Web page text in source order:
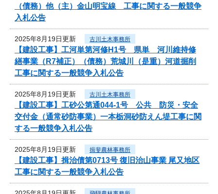
（債務）他（主）金山明宝線 工事に関する一般競争
入札公告
2025年8月19日更新 古川土木事務所
【建設工事】工河単第河修H1号 県単 河川維持修
繕事業（R7補正）（債務）荒城川（是重）河道掘削
工事に関する一般競争入札公告
2025年8月19日更新 古川土木事務所
【建設工事】工砂公第通044-1号 公共 防災・安全
交付金（通常砂防事業）一本栃洞砂防えん堤工事に関
する一般競争入札公告
2025年8月19日更新 揖斐農林事務所
【建設工事】揖治債第0713号 復旧治山事業 尾又地区
工事に関する一般競争入札公告